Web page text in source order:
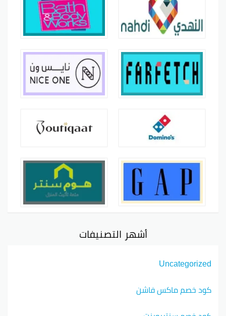
أشهر التصنيفات
Uncategorized
كود خصم ماكس فاشن